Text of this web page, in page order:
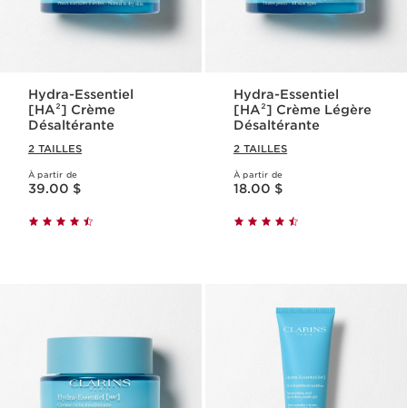
Hydra-Essentiel
[HA²] Crème
Désaltérante
2 TAILLES
À partir de
Nouveau prix 39.00 $
39.00 $
Hydra-Essentiel
[HA²] Crème Légère
Désaltérante
2 TAILLES
À partir de
Nouveau prix 18.00 $
18.00 $